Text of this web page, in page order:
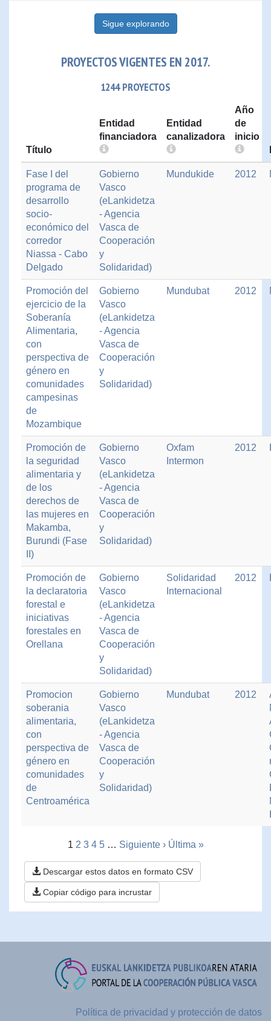
Sigue explorando
PROYECTOS VIGENTES EN 2017.
1244 PROYECTOS
Título
Entidad
financiadora
Entidad
canalizadora
Año
de
inicio
Fase I del
programa de
desarrollo
socio-
económico del
corredor
Niassa - Cabo
Delgado
Gobierno
Vasco
(eLankidetza
- Agencia
Vasca de
Cooperación
y
Solidaridad)
Mundukide 2012
Promoción del
ejercicio de la
Soberanía
Alimentaria,
con
perspectiva de
género en
comunidades
campesinas
de
Mozambique
Gobierno
Vasco
(eLankidetza
- Agencia
Vasca de
Cooperación
y
Solidaridad)
Mundubat 2012
Promoción de
la seguridad
alimentaria y
de los
derechos de
las mujeres en
Makamba,
Burundi (Fase
II)
Gobierno
Vasco
(eLankidetza
- Agencia
Vasca de
Cooperación
y
Solidaridad)
Oxfam
Intermon
2012
Promoción de
la declaratoria
forestal e
iniciativas
forestales en
Orellana
Gobierno
Vasco
(eLankidetza
- Agencia
Vasca de
Cooperación
y
Solidaridad)
Solidaridad
Internacional
2012
Promocion
soberania
alimentaria,
con
perspectiva de
género en
comunidades
de
Centroamérica
Gobierno
Vasco
(eLankidetza
- Agencia
Vasca de
Cooperación
y
Solidaridad)
Mundubat 2012
1 2 3 4 5 … Siguiente › Última »
Descargar estos datos en formato CSV
Copiar código para incrustar
Política de privacidad y protección de datos